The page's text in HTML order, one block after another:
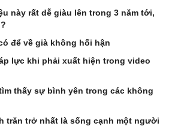
này rất dễ giàu lên trong 3 năm tới,
để về già không hối hận
lực khi phải xuất hiện trong video
thấy sự bình yên trong các không
trăn trở nhất là sống cạnh một người